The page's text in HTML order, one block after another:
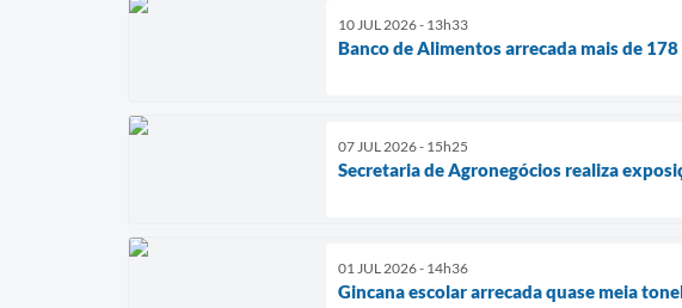
10 JUL 2026 - 13h33
Banco de Alimentos arrecada mais de
07 JUL 2026 - 15h25
Secretaria de Agronegócios realiza
01 JUL 2026 - 14h36
Gincana escolar arrecada quase meia